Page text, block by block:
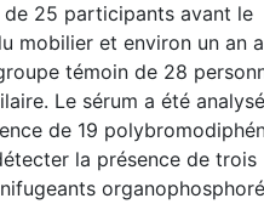
de 25 participants avant le
mobilier et environ un an
témoin de 28
Le sérum a été
de 19
la présence de trois